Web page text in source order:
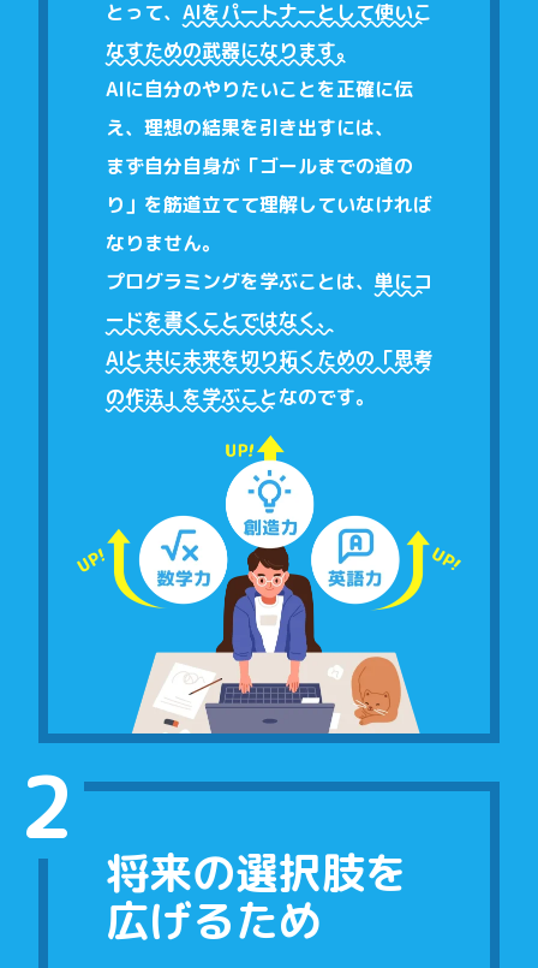
とって、 AIをパートナーとして使いこ
なすための武器になります。
AIに自分のやりたいことを正確に伝
え、理想の結果を引き出すには、
まず自分自身が「ゴールまでの道の
り」を筋道立てて理解していなければ
なりません。
プログラミングを学ぶことは、 単にコ
ードを書くことではなく、
AIと共に未来を切り拓くための「思考
の作法」を学ぶことなのです。
2
将来の選択肢を
広げるため